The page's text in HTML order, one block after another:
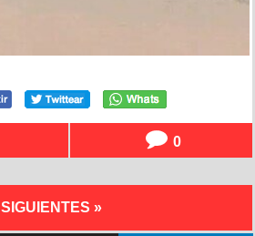
0
SIGUIENTES »